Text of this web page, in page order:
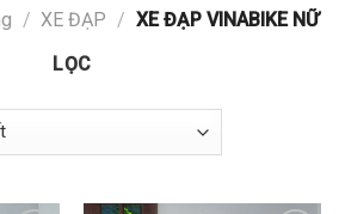
/ XE ĐẠP / XE ĐẠP VINABIKE NỮ
LỌC